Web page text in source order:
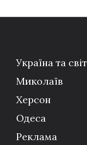
Україна та світ
Миколаїв
Херсон
Одеса
Реклама